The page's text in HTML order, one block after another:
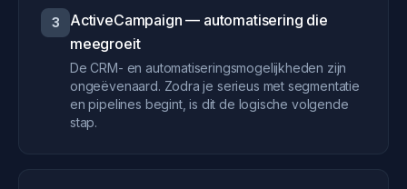
3
ActiveCampaign — automatisering die
meegroeit
De CRM- en automatiseringsmogelijkheden zijn
ongeëvenaard. Zodra je serieus met segmentatie
en pipelines begint, is dit de logische volgende
stap.